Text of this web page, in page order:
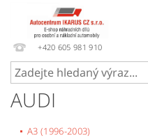
+420 605 981 910
AUDI
A3 (1996-2003)